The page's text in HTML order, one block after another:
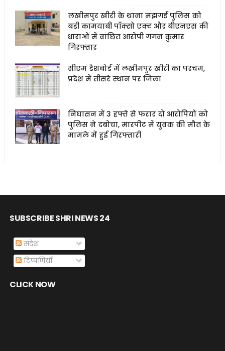
लखीमपुर खीरी के थाना मझगई पुलिस को
बड़ी कामयाबी पॉक्सो एक्ट और बीएनएस की
धाराओं में वांछित आरोपी गगन कुमार
गिरफ्तार
सीएम डैशबोर्ड में लखीमपुर खीरी का परचम,
प्रदेश में तीसरे स्थान पर जिला
निघासन में 3 हफ्ते से फरार दो आरोपियों को
पुलिस ने दबोचा, मारपीट में युवक की मौत के
मामले में हुई गिरफ्तारी
SUBSCRIBE SHRI NEWS 24
संदेश
टिप्पणियाँ
CLICK NOW